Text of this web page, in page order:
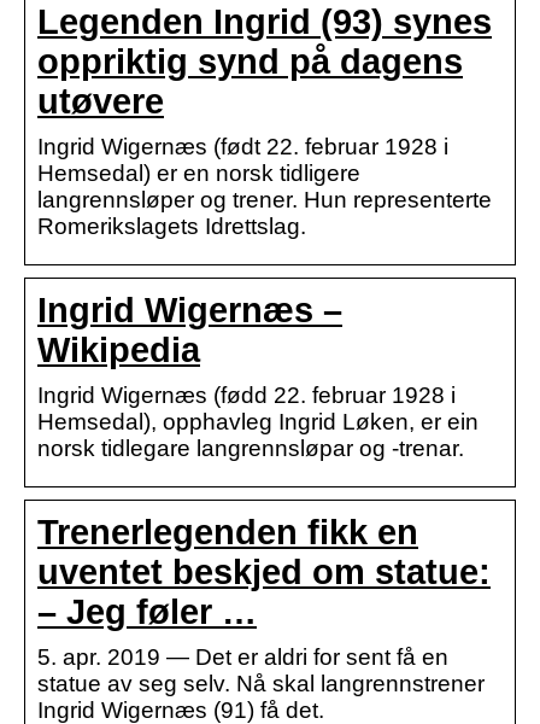
Legenden Ingrid (93) synes
oppriktig synd på dagens
utøvere
Ingrid Wigernæs (født 22. februar 1928 i
Hemsedal) er en norsk tidligere
langrennsløper og trener. Hun representerte
Romerikslagets Idrettslag.
Ingrid Wigernæs –
Wikipedia
Ingrid Wigernæs (fødd 22. februar 1928 i
Hemsedal), opphavleg Ingrid Løken, er ein
norsk tidlegare langrennsløpar og -trenar.
Trenerlegenden fikk en
uventet beskjed om statue:
– Jeg føler …
5. apr. 2019 — Det er aldri for sent få en
statue av seg selv. Nå skal langrennstrener
Ingrid Wigernæs (91) få det.